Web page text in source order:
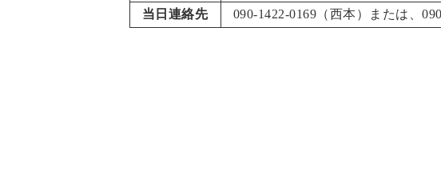
当日連絡先
090-1422-0169（西本）または、